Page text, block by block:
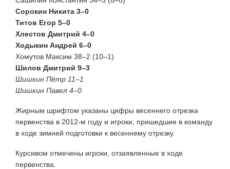
Сорокин Никита 3–0
Титов Егор 5–0
Хлестов Дмитрий 4–0
Ходыкин Андрей 6–0
Хомутов Максим 38–2 (10–1)
Шилов Дмитрий 9–3
Шишкин Пётр 11–1
Шишкин Павел 4–0
Жирным шрифтом указаны цифры весеннего отрезка
первенства в 2012-м году и игроки, пришедшие в команду
в ходе зимней подготовки к весеннему отрезку.
Курсивом отмечены игроки, отзаявленные в ходе
первенства.